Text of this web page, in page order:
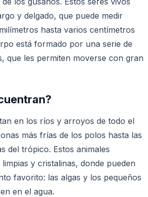
y delgado, que puede medir
hasta varios centímetros
está formado por una serie de
que les permiten moverse con gran
en los ríos y arroyos de todo el
más frías de los polos hasta las
del trópico. Estos animales
y cristalinas, donde pueden
favorito: las algas y los pequeños
en el agua.